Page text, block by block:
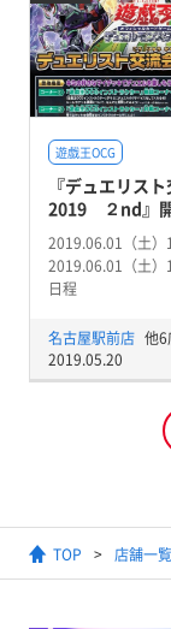
遊戯王OCG
『デュエリス
2019 ２nd』
2019.06.01（土）
2019.06.01（土）
日程
名古屋駅前店 他6
2019.05.20
TOP 店舗一覧